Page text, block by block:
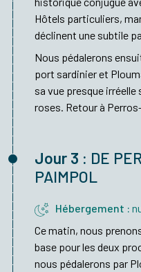
Hôtels particuliers,
déclinent une subtile
Nous pédalerons
port sardinier et
sa vue presque
roses. Retour à
Jour 3 : DE
PAIMPOL
Hébergement :
Ce matin, nous
base pour les deux
nous pédalerons par